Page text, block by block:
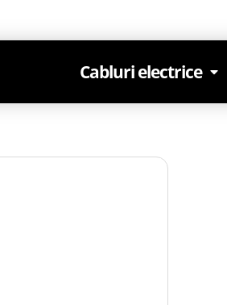
Cabluri electrice